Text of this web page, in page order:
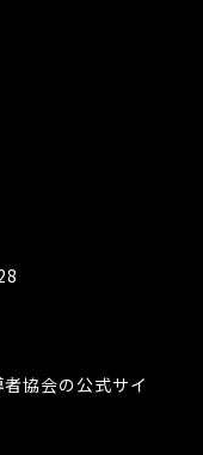
協会の公式サイ